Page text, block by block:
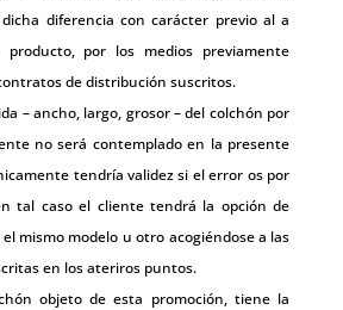
diferencia con carácter previo al a
por los medios previamente
de distribución suscritos.
– ancho, largo, grosor – del colchón por
no será contemplado en la presente
tendría validez si el error os por
tal caso el cliente tendrá la opción de
mismo modelo u otro acogiéndose a las
en los ateriros puntos.
objeto de esta promoción, tiene la